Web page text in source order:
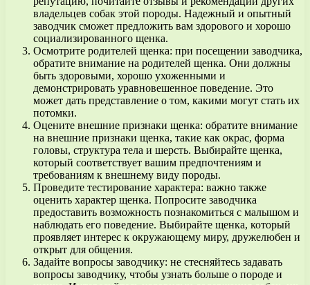
владельцев собак этой породы. Надежный и опытный
заводчик сможет предложить вам здорового и хорошо
социализированного щенка.
Осмотрите родителей щенка: при посещении заводчика,
обратите внимание на родителей щенка. Они должны
быть здоровыми, хорошо ухоженными и
демонстрировать уравновешенное поведение. Это
может дать представление о том, какими могут стать их
потомки.
Оцените внешние признаки щенка: обратите внимание
на внешние признаки щенка, такие как окрас, форма
головы, структура тела и шерсть. Выбирайте щенка,
который соответствует вашим предпочтениям и
требованиям к внешнему виду породы.
Проведите тестирование характера: важно также
оценить характер щенка. Попросите заводчика
предоставить возможность познакомиться с малышом и
наблюдать его поведение. Выбирайте щенка, который
проявляет интерес к окружающему миру, дружелюбен и
открыт для общения.
Задайте вопросы заводчику: не стесняйтесь задавать
вопросы заводчику, чтобы узнать больше о породе и